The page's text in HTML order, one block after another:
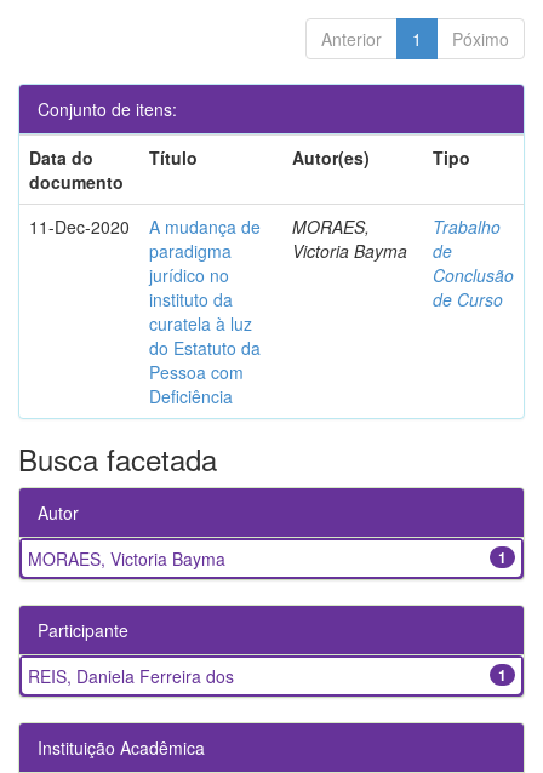
Anterior 1 Póximo
Conjunto de itens:
Data do
documento
Título Autor(es) Tipo
11-Dec-2020
A mudança de
paradigma
jurídico no
instituto da
curatela à luz
do Estatuto da
Pessoa com
Deficiência
MORAES,
Victoria Bayma
Trabalho
de
Conclusão
de Curso
Busca facetada
Autor
1
MORAES, Victoria Bayma
Participante
1
REIS, Daniela Ferreira dos
Instituição Acadêmica